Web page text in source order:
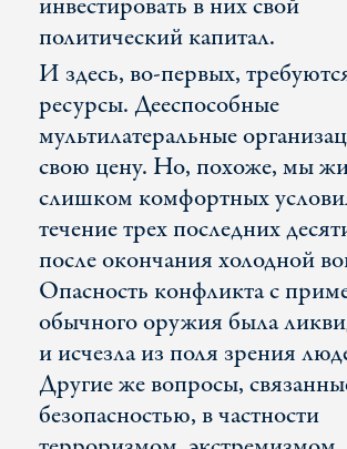
политический капитал.
И здесь, во-первых,
ресурсы. Дееспособные
мультилатеральные
свою цену. Но, похоже, мы
слишком комфортных
течение трех последних
после окончания холодной
Опасность конфликта с
обычного оружия была
и исчезла из поля зрения
Другие же вопросы,
безопасностью, в частности